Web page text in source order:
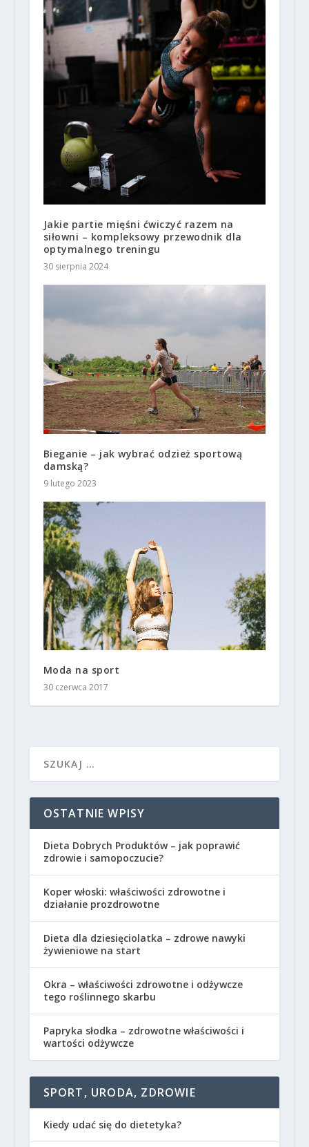
Jakie partie mięśni ćwiczyć razem na
siłowni – kompleksowy przewodnik dla
optymalnego treningu
30 sierpnia 2024
Bieganie – jak wybrać odzież sportową
damską?
9 lutego 2023
Moda na sport
30 czerwca 2017
OSTATNIE WPISY
Dieta Dobrych Produktów – jak poprawić
zdrowie i samopoczucie?
Koper włoski: właściwości zdrowotne i
działanie prozdrowotne
Dieta dla dziesięciolatka – zdrowe nawyki
żywieniowe na start
Okra – właściwości zdrowotne i odżywcze
tego roślinnego skarbu
Papryka słodka – zdrowotne właściwości i
wartości odżywcze
SPORT, URODA, ZDROWIE
Kiedy udać się do dietetyka?